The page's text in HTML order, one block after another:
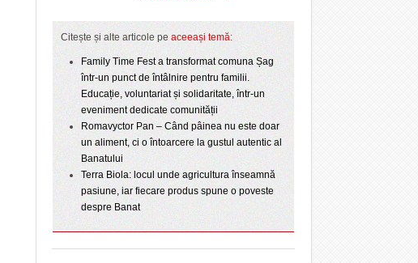
Citește și alte articole pe aceeași temă:
Family Time Fest a transformat comuna Șag
într-un punct de întâlnire pentru familii.
Educație, voluntariat și solidaritate, într-un
eveniment dedicate comunității
Romavyctor Pan – Când pâinea nu este doar
un aliment, ci o întoarcere la gustul autentic al
Banatului
Terra Biola: locul unde agricultura înseamnă
pasiune, iar fiecare produs spune o poveste
despre Banat